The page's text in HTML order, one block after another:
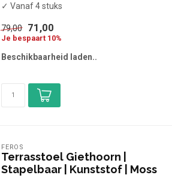
✓ Vanaf 4 stuks
79,00 71,00
Je bespaart 10%
Beschikbaarheid laden..
FEROS
Terrasstoel Giethoorn |
Stapelbaar | Kunststof | Moss